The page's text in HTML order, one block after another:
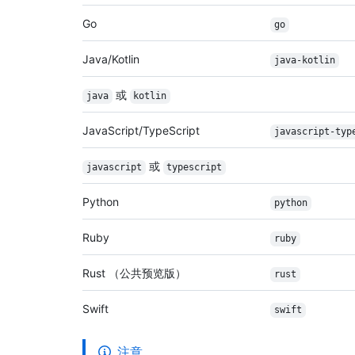
Go go
Java/Kotlin java-kotlin
java 或 kotlin
JavaScript/TypeScript javascript-
javascript 或 typescript
Python python
Ruby ruby
Rust （公共预览版） rust
Swift swift